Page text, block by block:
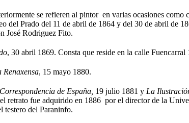
se refieren al pintor en varias ocasiones como
del Prado del 11 de abril de 1864 y del 30 de abril de
José Rodriguez Fito.
, 30 abril 1869. Consta que reside en la calle Fuencarral
Renaxensa, 15 mayo 1880.
de España, 19 julio 1881 y La
retrato fue adquirido en 1886 por el director de la
testero del Paraninfo.